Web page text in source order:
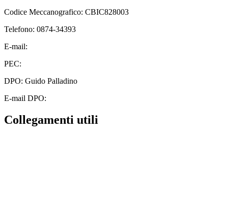
Codice Meccanografico: CBIC828003
Telefono: 0874-34393
E-mail:
PEC:
DPO: Guido Palladino
E-mail DPO:
Collegamenti utili